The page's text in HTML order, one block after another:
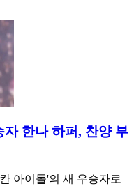
한나 하퍼, 찬양 부
아이돌'의 새 우승자로